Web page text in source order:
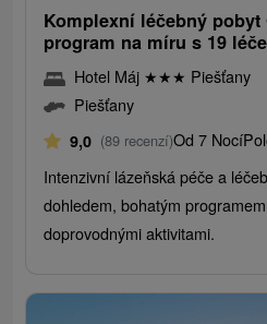
Komplexní léčebný pobyt
program na míru s 19
Hotel Máj ★★★ Piešťany
Piešťany
9,0 (89 recenzí)Od 7 Nocí
Intenzivní lázeňská péče a
dohledem, bohatým
doprovodnými aktivitami.